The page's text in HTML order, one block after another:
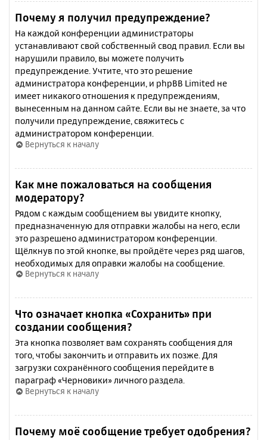
Почему я получил предупреждение?
На каждой конференции администраторы
устанавливают свой собственный свод правил. Если вы
нарушили правило, вы можете получить
предупреждение. Учтите, что это решение
администратора конференции, и phpBB Limited не
имеет никакого отношения к предупреждениям,
вынесенным на данном сайте. Если вы не знаете, за что
получили предупреждение, свяжитесь с
администратором конференции.
Вернуться к началу
Как мне пожаловаться на сообщения
модератору?
Рядом с каждым сообщением вы увидите кнопку,
предназначенную для отправки жалобы на него, если
это разрешено администратором конференции.
Щёлкнув по этой кнопке, вы пройдёте через ряд шагов,
необходимых для оправки жалобы на сообщение.
Вернуться к началу
Что означает кнопка «Сохранить» при
создании сообщения?
Эта кнопка позволяет вам сохранять сообщения для
того, чтобы закончить и отправить их позже. Для
загрузки сохранённого сообщения перейдите в
параграф «Черновики» личного раздела.
Вернуться к началу
Почему моё сообщение требует одобрения?